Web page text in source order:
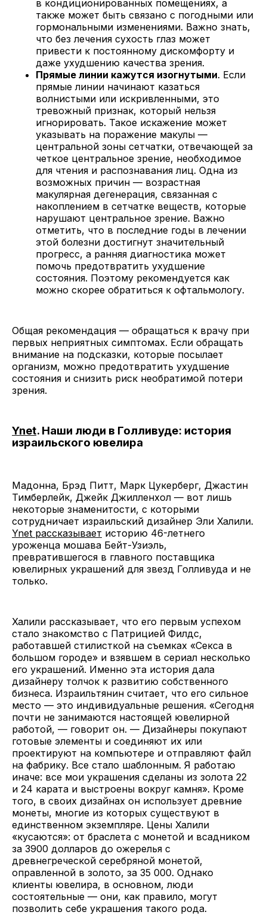
в кондиционированных помещениях, а
также может быть связано с погодными или
гормональными изменениями. Важно знать,
что без лечения сухость глаз может
привести к постоянному дискомфорту и
даже ухудшению качества зрения.
Прямые линии кажутся изогнутыми. Если
прямые линии начинают казаться
волнистыми или искривленными, это
тревожный признак, который нельзя
игнорировать. Такое искажение может
указывать на поражение макулы —
центральной зоны сетчатки, отвечающей за
четкое центральное зрение, необходимое
для чтения и распознавания лиц. Одна из
возможных причин — возрастная
макулярная дегенерация, связанная с
накоплением в сетчатке веществ, которые
нарушают центральное зрение. Важно
отметить, что в последние годы в лечении
этой болезни достигнут значительный
прогресс, а ранняя диагностика может
помочь предотвратить ухудшение
состояния. Поэтому рекомендуется как
можно скорее обратиться к офтальмологу.
Общая рекомендация — обращаться к врачу при
первых неприятных симптомах. Если обращать
внимание на подсказки, которые посылает
организм, можно предотвратить ухудшение
состояния и снизить риск необратимой потери
зрения.
Ynet. Наши люди в Голливуде: история
израильского ювелира
Мадонна, Брэд Питт, Марк Цукерберг, Джастин
Тимберлейк, Джейк Джилленхол — вот лишь
некоторые знаменитости, с которыми
сотрудничает израильский дизайнер Эли Халили.
Ynet рассказывает историю 46-летнего
уроженца мошава Бейт-Узиэль,
превратившегося в главного поставщика
ювелирных украшений для звезд Голливуда и не
только.
Халили рассказывает, что его первым успехом
стало знакомство с Патрицией Филдс,
работавшей стилисткой на съемках «Секса в
большом городе» и взявшем в сериал несколько
его украшений. Именно эта история дала
дизайнеру толчок к развитию собственного
бизнеса. Израильтянин считает, что его сильное
место — это индивидуальные решения. «Сегодня
почти не занимаются настоящей ювелирной
работой, — говорит он. — Дизайнеры покупают
готовые элементы и соединяют их или
проектируют на компьютере и отправляют файл
на фабрику. Все стало шаблонным. Я работаю
иначе: все мои украшения сделаны из золота 22
и 24 карата и выстроены вокруг камня». Кроме
того, в своих дизайнах он использует древние
монеты, многие из которых существуют в
единственном экземпляре. Цены Халили
«кусаются»: от браслета с монетой и всадником
за 3900 долларов до ожерелья с
древнегреческой серебряной монетой,
оправленной в золото, за 35 000. Однако
клиенты ювелира, в основном, люди
состоятельные — они, как правило, могут
позволить себе украшения такого рода.